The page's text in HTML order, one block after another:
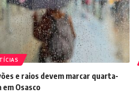
e raios devem marcar quarta-
Osasco